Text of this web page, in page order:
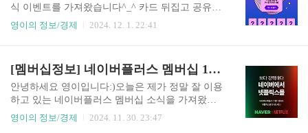
세요! 1. 스플렌더 (Splendor)• 인원 : 2~4명• 가격
: 49,000원• 하는 방법 :보석 상인이 되어 다양한 보
석을 수집하고, 이를 통해 귀족의 호감을 얻는 게임
사용해 카드를 구매해 보석을 확보..
식 이벤트를 가져왔습니다^_^ 카드 뒤집고 공유하
기만 해도 최대 10종목의 미국주식을 무료로 받을
번 참여해 보세요 이벤트 기간24.11.14 ~ 24.12.13*
조기종료 가능이벤트 대상미국주식 신규고객/휴면
고객(3개월)ㄴ휴면 3개월은 이벤트 시작일 기준입
니다.(24.08.13 ~ 11월 13일 미국주식 미거래자)이
벤트 접속 방법① 키움증권 어플접속 - ② 고객서
영이의 정보/경제 2024. 12. 1. 22:41
[멤버십정보] 네이버플러스 멤버십 1개월 무료체험 (넷플릭스 선택가능)
안녕하세요 영이입니다:)오늘은 제가 정말 잘 이용
하고 있는 네이버플러스 멤버십 소식을 가져왔어
요네이버플러스 멤버십이 넷플릭스와 계약을 하면
영이의 정보/경제 2024. 11. 30. 23:47